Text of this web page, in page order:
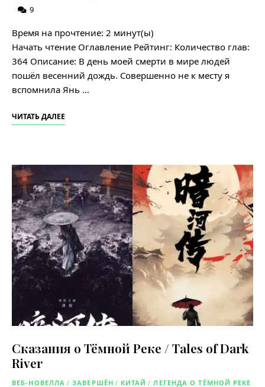
9
Время на прочтение: 2 минут(ы)
Начать чтение Оглавление Рейтинг: Количество глав:
364 Описание: В день моей смерти в мире людей
пошёл весенний дождь. Совершенно не к месту я
вспомнила Янь …
ЧИТАТЬ ДАЛЕЕ
Сказания о Тёмной Реке / Tales of Dark
River
ВЕБ-НОВЕЛЛА / ЗАВЕРШЁН / КИТАЙ / ЛЕГЕНДА О ТЁМНОЙ РЕКЕ